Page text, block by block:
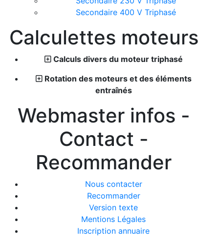
Secondaire 400 V Triphasé
Calculettes moteurs
Calculs divers du moteur triphasé
Rotation des moteurs et des éléments
entraînés
Webmaster infos -
Contact -
Recommander
Nous contacter
Recommander
Version texte
Mentions Légales
Inscription annuaire